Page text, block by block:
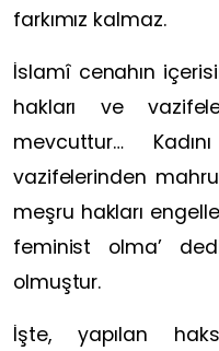
farkımız kalmaz.
İslamî cenahın
hakları ve
mevcuttur…
vazifelerinden
meşru hakları
feminist olma’
olmuştur.
İşte, yapılan